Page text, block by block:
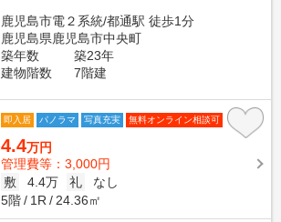
鹿児島市電２系統/都通駅 徒歩1分
鹿児島県鹿児島市中央町
築年数
築23年
建物階数
7階建
即入居 パノラマ 写真充実 無料オンライン相談可
4.4万円
管理費等：3,000円
敷
4.4万 礼
なし
5階
1R 24.36㎡